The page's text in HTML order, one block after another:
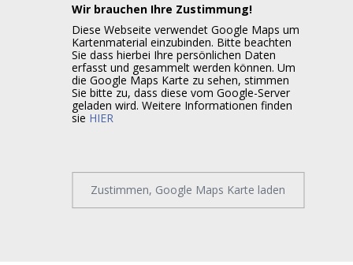
Wir brauchen Ihre Zustimmung!
Diese Webseite verwendet Google Maps um
Kartenmaterial einzubinden. Bitte beachten
Sie dass hierbei Ihre persönlichen Daten
erfasst und gesammelt werden können. Um
die Google Maps Karte zu sehen, stimmen
Sie bitte zu, dass diese vom Google-Server
geladen wird. Weitere Informationen finden
sie HIER
Zustimmen, Google Maps Karte laden